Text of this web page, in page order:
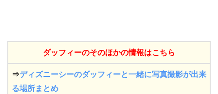
ダッフィーのそのほかの情報はこちら
⇒ディズニーシーのダッフィーと一緒に写真撮影が出来
る場所まとめ